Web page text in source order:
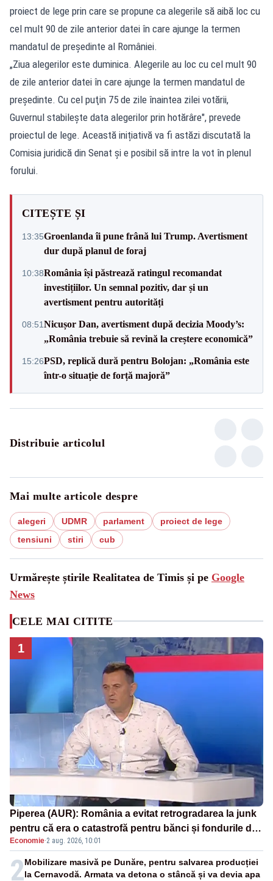
proiect de lege prin care se propune ca alegerile să aibă loc cu
cel mult 90 de zile anterior datei în care ajunge la termen
mandatul de preşedinte al României.
„Ziua alegerilor este duminica. Alegerile au loc cu cel mult 90
de zile anterior datei în care ajunge la termen mandatul de
preşedinte. Cu cel puţin 75 de zile înaintea zilei votării,
Guvernul stabileşte data alegerilor prin hotărâre", prevede
proiectul de lege. Această inițiativă va fi astăzi discutată la
Comisia juridică din Senat și e posibil să intre la vot în plenul
forului.
CITEȘTE ȘI
13:35Groenlanda îi pune frână lui Trump. Avertisment
dur după planul de foraj
10:38România își păstrează ratingul recomandat
investițiilor. Un semnal pozitiv, dar și un
avertisment pentru autorități
08:51Nicușor Dan, avertisment după decizia Moody’s:
„România trebuie să revină la creștere economică”
15:26PSD, replică dură pentru Bolojan: „România este
într-o situație de forță majoră”
Distribuie articolul
Mai multe articole despre
alegeri UDMR parlament
proiect de lege
tensiuni
stiri cub
Urmărește știrile Realitatea de Timis și pe Google
News
CELE MAI CITITE
1
Piperea (AUR): România a evitat retrogradarea la junk
pentru că era o catastrofă pentru bănci și fondurile de
pensii
Economie·2 aug. 2026, 10:01
2Mobilizare masivă pe Dunăre, pentru salvarea producției
la Cernavodă. Armata va detona o stâncă și va devia apa